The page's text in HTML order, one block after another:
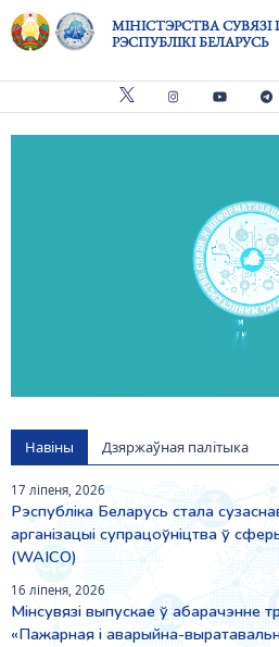
Skip to main content
МІНІСТЭРСТВА
РЭСПУБЛІКІ БЕЛАРУСЬ
Навіны Дзяржаўная палітыка
17 ліпеня, 2026
Рэспубліка Беларусь стала
арганізацыі супрацоўніцтва ў
(WAICO)
16 ліпеня, 2026
Мінсувязі выпускае ў абарачэнне
«Пажарная і аварыйна-